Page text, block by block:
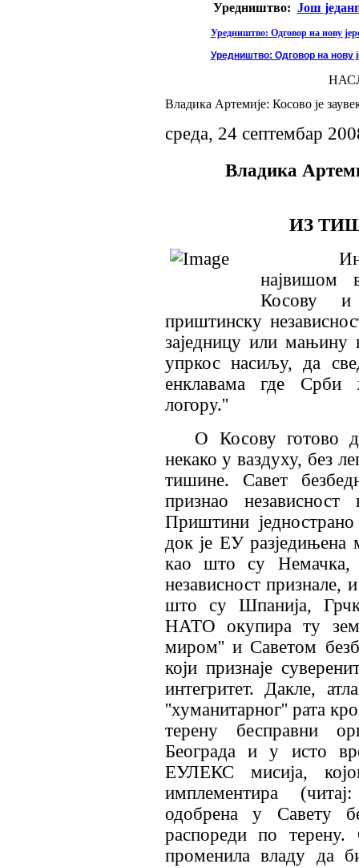
Уредништво: Још
Уредништво: Одговор на нову
Уредништво: Одговор на нову
Владика Артемије: Косово је
среда, 24 септембар
Владика
ИЗ
највишом
Косову и
приштинску
заједницу или
упркос насиљу, да
енклавама где Срби
логору.''
О Косову готово
некако у ваздуху, без
тишине. Савет
признао
Приштини
док је ЕУ
као што су Немачка,
независност признале,
што су Шпанија,
НАТО окупира ту
миром'' и Саветом
који признаје
интегритет. Дакле,
''хуманитарног'' рата
терену бесправни
Београда и у исто
ЕУЛЕКС мисија,
имплементира
одобрена у Савету
распореди по терену.
променила владу да